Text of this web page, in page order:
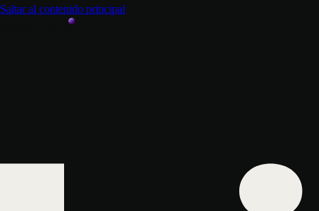
Saltar al contenido principal